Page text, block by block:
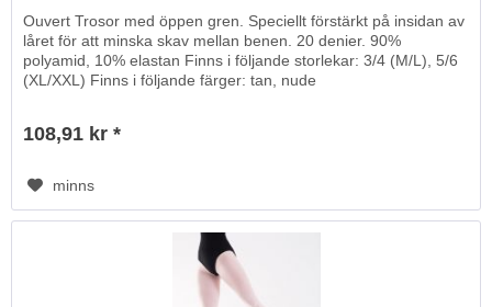
Ouvert Trosor med öppen gren. Speciellt förstärkt på insidan av
låret för att minska skav mellan benen. 20 denier. 90%
polyamid, 10% elastan Finns i följande storlekar: 3/4 (M/L), 5/6
(XL/XXL) Finns i följande färger: tan, nude
108,91 kr *
minns